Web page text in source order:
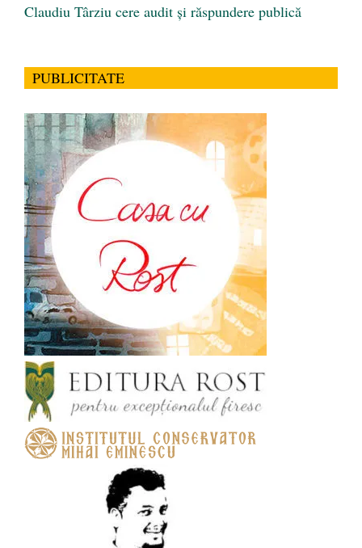
Claudiu Târziu cere audit și răspundere publică
PUBLICITATE